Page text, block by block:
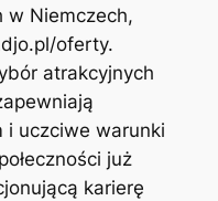
w Niemczech,
oferty.
atrakcyjnych
i uczciwe warunki
już
karierę